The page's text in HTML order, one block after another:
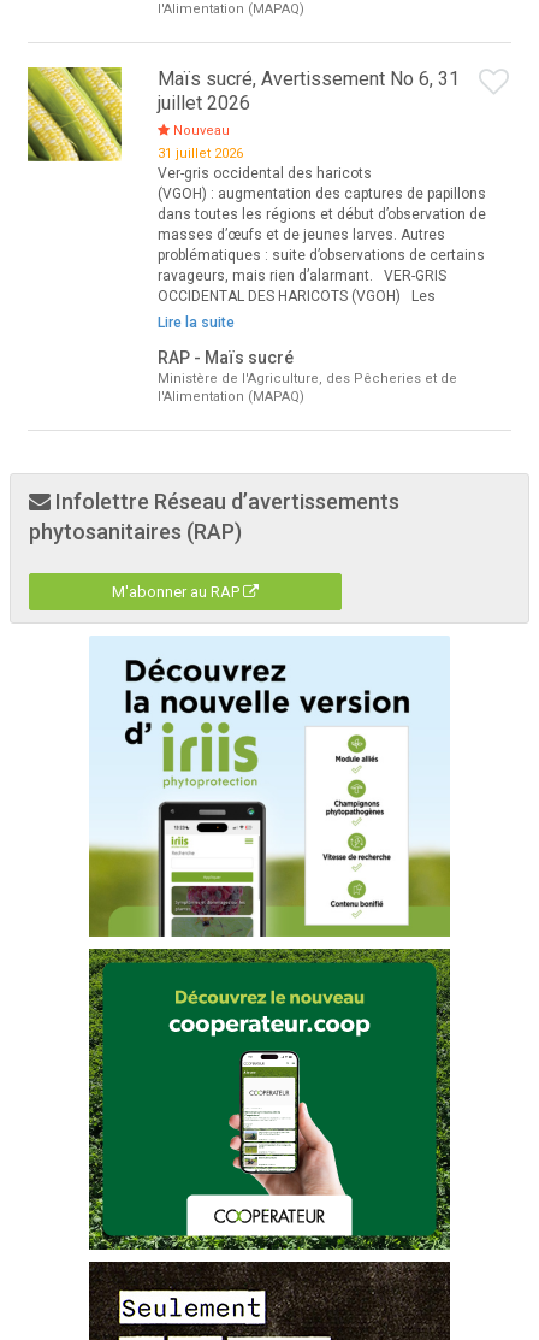
l'Alimentation (MAPAQ)
Maïs sucré, Avertissement No 6, 31
juillet 2026
Nouveau
31 juillet 2026
Ver-gris occidental des haricots
(VGOH) : augmentation des captures de papillons
dans toutes les régions et début d’observation de
masses d’œufs et de jeunes larves. Autres
problématiques : suite d’observations de certains
ravageurs, mais rien d’alarmant. VER-GRIS
OCCIDENTAL DES HARICOTS (VGOH) Les
Lire la suite
RAP - Maïs sucré
Ministère de l'Agriculture, des Pêcheries et de
l'Alimentation (MAPAQ)
Infolettre Réseau d’avertissements
phytosanitaires (RAP)
M'abonner au RAP